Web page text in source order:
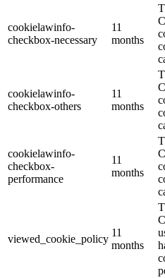
cookielawinfo-
checkbox-necessary
11
months
cookielawinfo-
checkbox-others
11
months
cookielawinfo-
checkbox-
performance
11
months
viewed_cookie_policy
11
months